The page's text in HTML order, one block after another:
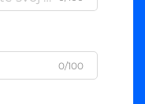
0/100